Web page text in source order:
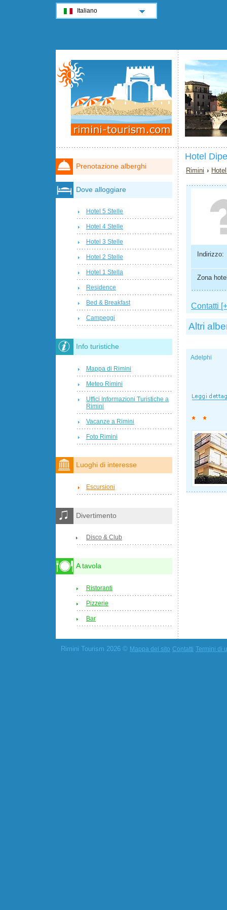
Hotel
Rimini ›
Indirizzo:
Zona
Contatti
Altri
Adelphi
Prenotazione alberghi
Dove alloggiare
Hotel 5 Stelle
Hotel 4 Stelle
Hotel 3 Stelle
Hotel 2 Stelle
Hotel 1 Stella
Residence
Bed & Breakfast
Campeggi
Info turistiche
Mappa di Rimini
Meteo Rimini
Uffici Informazioni Turistiche a
Rimini
Vacanze a Rimini
Foto Rimini
Luoghi di interesse
Escursioni
Divertimento
Disco & Club
A tavola
Ristoranti
Pizzerie
Bar
Rimini Tourism 2026 © Mappa del sito Contatti Termini di
Italiano